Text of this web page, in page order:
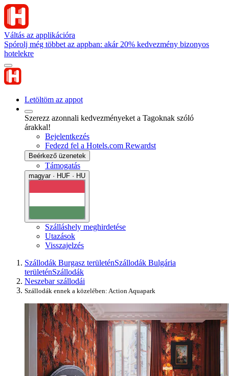
Váltás az applikációra
Spórolj még többet az appban: akár 20% kedvezmény bizonyos
hotelekre
Letöltöm az appot
Szerezz azonnali kedvezményeket a Tagoknak szóló
árakkal!
Bejelentkezés
Fedezd fel a Hotels.com Rewardst
Beérkező üzenetek
Támogatás
magyar · HUF · HU
Szálláshely meghirdetése
Utazások
Visszajelzés
Szállodák Burgasz területénSzállodák Bulgária
területénSzállodák
Neszebar szállodái
Szállodák ennek a közelében: Action Aquapark